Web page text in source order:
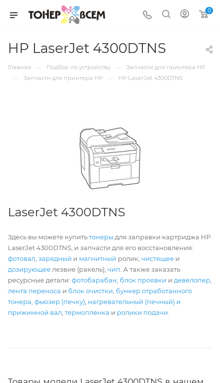
0
HP LaserJet 4300DTNS
Главная — Подбор по устройству — Запчасти для принтера HP
— Запчасти для принтера HP — HP LaserJet 4300DTNS
LaserJet 4300DTNS
Здесь вы можете купитьтонеры для заправки картриджа HP
LaserJet 4300DTNS, и запчасти для его восстановления:
фотовал зарядный и магнитный ролик, чистящее и
дозирующее лезвие (ракель), чип . А также заказать
ресурсные детали: фотобарабан блок проявки и девелопер
лента переноса и блок очистки бункер отработанного
тонера фьюзер (печку) нагревательный (печный) и
прижимной вал термопленка и ролики подачи